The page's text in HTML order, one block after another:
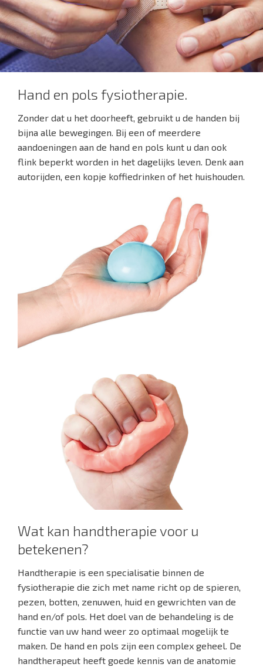
Hand en pols fysiotherapie.
Zonder dat u het doorheeft, gebruikt u de handen bij
bijna alle bewegingen. Bij een of meerdere
aandoeningen aan de hand en pols kunt u dan ook
flink beperkt worden in het dagelijks leven. Denk aan
autorijden, een kopje koffiedrinken of het huishouden.
Wat kan handtherapie voor u
betekenen?
Handtherapie is een specialisatie binnen de
fysiotherapie die zich met name richt op de spieren,
pezen, botten, zenuwen, huid en gewrichten van de
hand en/of pols. Het doel van de behandeling is de
functie van uw hand weer zo optimaal mogelijk te
maken. De hand en pols zijn een complex geheel. De
handtherapeut heeft goede kennis van de anatomie